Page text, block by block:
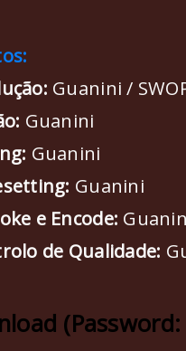
Guanini /
Guanini
Guanini
Guanini
e Encode:
de Qualidade: